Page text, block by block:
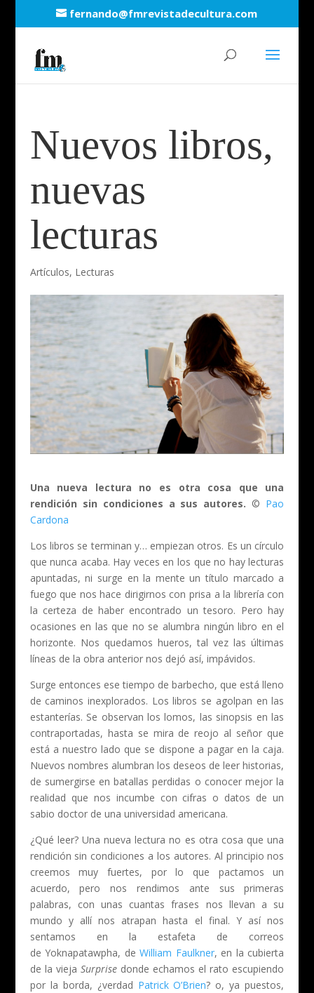
fernando@fmrevistadecultura.com
Nuevos libros,
nuevas
lecturas
Artículos, Lecturas
Una nueva lectura no es otra cosa que una
rendición sin condiciones a sus autores.© Pao
Cardona
Los libros se terminan y… empiezan otros. Es un círculo
que nunca acaba. Hay veces en los que no hay lecturas
apuntadas, ni surge en la mente un título marcado a
fuego que nos hace dirigirnos con prisa a la librería con
la certeza de haber encontrado un tesoro. Pero hay
ocasiones en las que no se alumbra ningún libro en el
horizonte. Nos quedamos hueros, tal vez las últimas
líneas de la obra anterior nos dejó así, impávidos.
Surge entonces ese tiempo de barbecho, que está lleno
de caminos inexplorados. Los libros se agolpan en las
estanterías. Se observan los lomos, las sinopsis en las
contraportadas, hasta se mira de reojo al señor que
está a nuestro lado que se dispone a pagar en la caja.
Nuevos nombres alumbran los deseos de leer historias,
de sumergirse en batallas perdidas o conocer mejor la
realidad que nos incumbe con cifras o datos de un
sabio doctor de una universidad americana.
¿Qué leer? Una nueva lectura no es otra cosa que una
rendición sin condiciones a los autores. Al principio nos
creemos muy fuertes, por lo que pactamos un
acuerdo, pero nos rendimos ante sus primeras
palabras, con unas cuantas frases nos llevan a su
mundo y allí nos atrapan hasta el final. Y así nos
sentamos en la estafeta de correos
deYoknapatawpha, deWilliam Faulkner, en la cubierta
de la vieja Surprisedonde echamos el rato escupiendo
por la borda, ¿verdad Patrick O’Brien? o, ya puestos,